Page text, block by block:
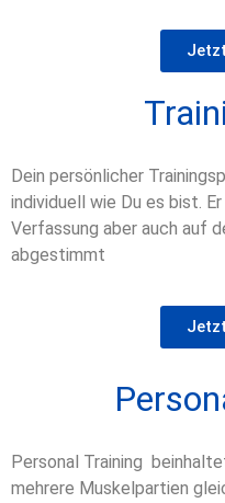
Dein persönlicher
individuell wie Du es bist.
Verfassung aber auch auf
abgestimmt
Personal Training
mehrere Muskelpartien